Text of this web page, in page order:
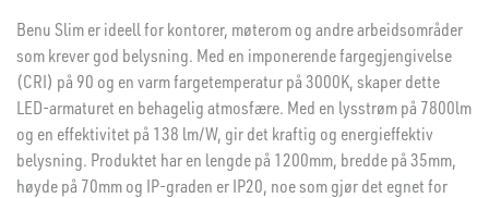
Benu Slim er ideell for kontorer, møterom og andre arbeidsområder
som krever god belysning. Med en imponerende fargegjengivelse
(CRI) på 90 og en varm fargetemperatur på 3000K, skaper dette
LED-armaturet en behagelig atmosfære. Med en lysstrøm på 7800lm
og en effektivitet på 138 lm/W, gir det kraftig og energieffektiv
belysning. Produktet har en lengde på 1200mm, bredde på 35mm,
høyde på 70mm og IP-graden er IP20, noe som gjør det egnet for